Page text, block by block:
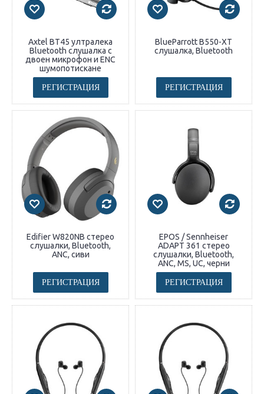
Axtel BT45 ултралека
Bluetooth слушалка с
двоен микрофон и ENC
шумопотискане
РЕГИСТРАЦИЯ
BlueParrott B550-XT
слушалка, Bluetooth
РЕГИСТРАЦИЯ
Edifier W820NB стерео
слушалки, Bluetooth,
ANC, сиви
РЕГИСТРАЦИЯ
EPOS / Sennheiser
ADAPT 361 стерeo
слушалки, Bluetooth,
ANC, MS, UC, черни
РЕГИСТРАЦИЯ